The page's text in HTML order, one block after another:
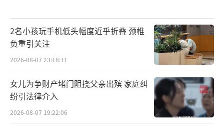
2名小孩玩手机低头幅度近乎折叠 颈椎
负重引关注
2026-08-07 23:18:11
女儿为争财产堵门阻挠父亲出殡 家庭纠
纷引法律介入
2026-08-07 19:22:06